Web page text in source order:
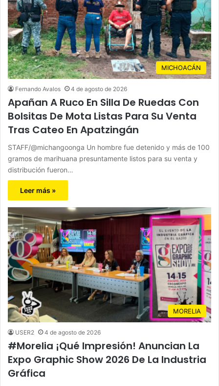
MICHOACÁN
Fernando Avalos 4 de agosto de 2026
Apañan A Ruco En Silla De Ruedas Con
Bolsitas De Mota Listas Para Su Venta
Tras Cateo En Apatzingán
STAFF/@michangoonga Un hombre fue detenido y más de 100
gramos de marihuana presuntamente listos para su venta y
distribución fueron…
Leer más »
MORELIA
USER2 4 de agosto de 2026
#Morelia ¡Qué Impresión! Anuncian La
Expo Graphic Show 2026 De La Industria
Gráfica